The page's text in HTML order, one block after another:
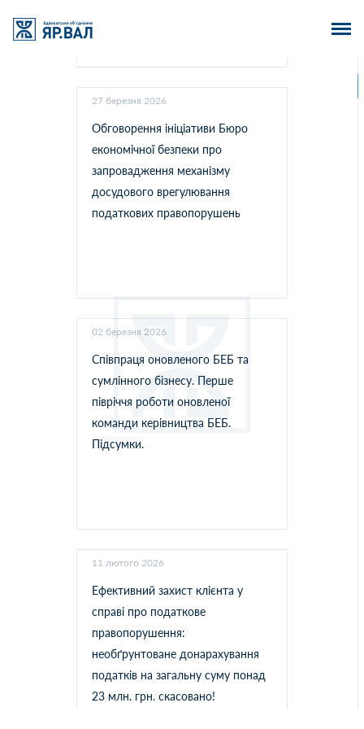
27 березня 2026
Обговорення ініціативи Бюро
економічної безпеки про
запровадження механізму
досудового врегулювання
податкових правопорушень
02 березня 2026
Співпраця оновленого БЕБ та
сумлінного бізнесу. Перше
півріччя роботи оновленої
команди керівництва БЕБ.
Підсумки.
11 лютого 2026
Ефективний захист клієнта у
справі про податкове
правопорушення:
необґрунтоване донарахування
податків на загальну суму понад
23 млн. грн. скасовано!